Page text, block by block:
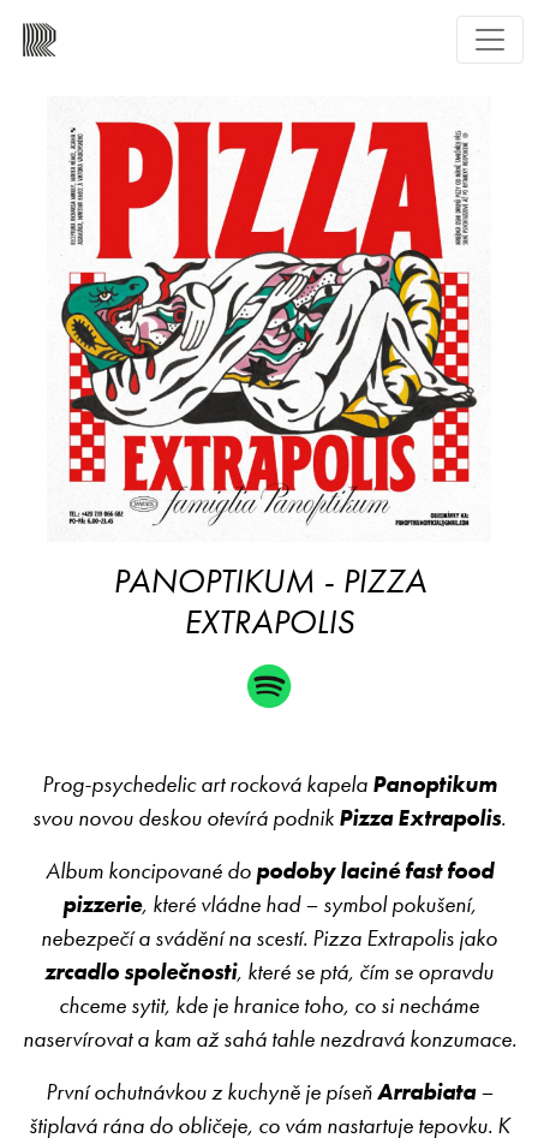
PANOPTIKUM - PIZZA
EXTRAPOLIS
Prog-psychedelic art rocková kapela Panoptikum
svou novou deskou otevírá podnik Pizza Extrapolis.
Album koncipované do podoby laciné fast food
pizzerie, které vládne had – symbol pokušení,
nebezpečí a svádění na scestí. Pizza Extrapolis jako
zrcadlo společnosti, které se ptá, čím se opravdu
chceme sytit, kde je hranice toho, co si necháme
naservírovat a kam až sahá tahle nezdravá konzumace.
První ochutnávkou z kuchyně je píseňArrabiata–
štiplavá rána do obličeje, co vám nastartuje tepovku. K